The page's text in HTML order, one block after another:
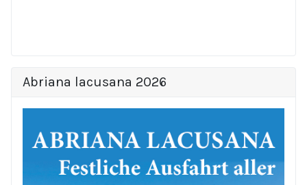
Abriana lacusana 2026